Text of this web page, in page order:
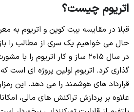
اتریوم چیست؟
قبلا در مقایسه بیت کوین و اتریوم به
حال می خواهیم یک سری از مطالب را
در سال 2015 ساز و کار اتریوم
گذاری کرد. اتریوم اولین پروژه ای است که
قرارداد های هوشمند را می دهد. این
علاوه بر پردازش تراکنش های مالی،